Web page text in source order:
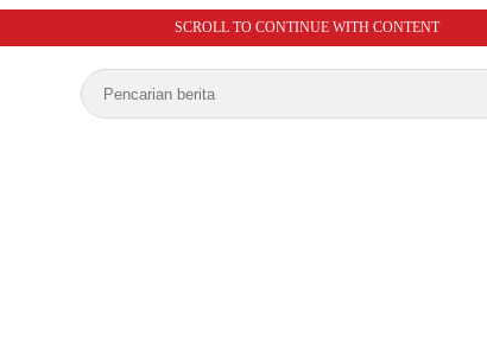
SCROLL TO CONTINUE WITH CONTENT